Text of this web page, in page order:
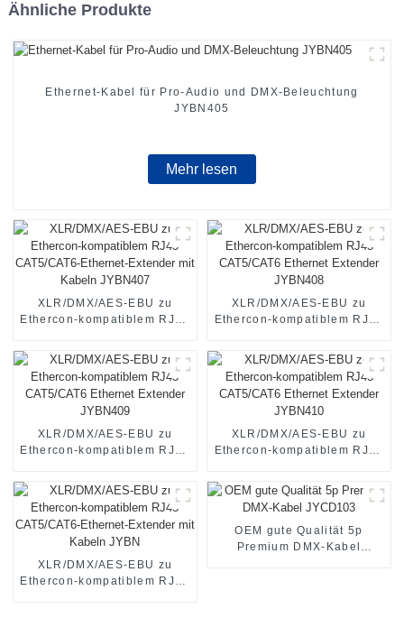
Ähnliche Produkte
Ethernet-Kabel für Pro-Audio und DMX-Beleuchtung
JYBN405
Mehr lesen
XLR/DMX/AES-EBU zu
Ethercon-kompatiblem RJ45
Extender mit Kabeln
XLR/DMX/AES-EBU zu
Ethercon-kompatiblem RJ45
Extender JYBN408
XLR/DMX/AES-EBU zu
Ethercon-kompatiblem RJ45
Extender JYBN409
XLR/DMX/AES-EBU zu
Ethercon-kompatiblem RJ45
Extender JYBN410
XLR/DMX/AES-EBU zu
Ethercon-kompatiblem RJ45
OEM gute Qualität 5p
Premium DMX-Kabel